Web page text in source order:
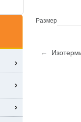
Размер
←